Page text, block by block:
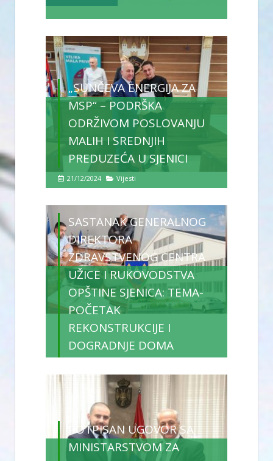
„SUNČEVA ENERGIJA ZA
MSP“ – PODRŠKA
ODRŽIVOM POSLOVANJU
MALIH I SREDNJIH
PREDUZEĆA U SJENICI
21/12/2024 Vijesti
SASTANAK GENERALNOG
DIREKTORA
ZDRAVSTVENOG CENTRA
UŽICE I RUKOVODSTVA
OPŠTINE SJENICA: TEMA-
POČETAK
REKONSTRUKCIJE I
DOGRADNJE DOMA
ZDRAVLJA U SJENICI
Vijesti
POTPISAN UGOVOR SA
MINISTARSTVOM ZA